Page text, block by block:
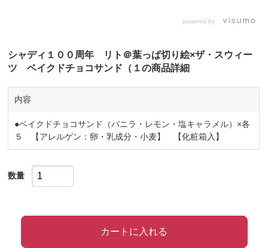
ジに込め、「ありがとう」を伝える
ための一品に仕上げています。 100
年の歩みと、これからの想いをつな
アーティスト リト 1986年、神奈
スト 自身のADHDによる偏った集中
力やこだわりを前向きに生かすため
葉っぱ切り絵が注目を集める。TV
番組や新聞など国内メディアで続々
と紹介されるほか、米国、英国、イ
界各国のネットメディアでも、驚き
をもって取り上げられる。『いつで
も君のそばにいる』（講談社）をは
powered by
シャディ１００周年 リト＠葉っぱ切り絵×ザ・スウィー
ツ ベイクドチョコサンド（１の商品詳細
内容
●ベイクドチョコサンド（バニラ・レモン・塩キャラメル）×各
５ 【アレルゲン：卵・乳成分・小麦】 【化粧箱入】
数量
カートに入れる